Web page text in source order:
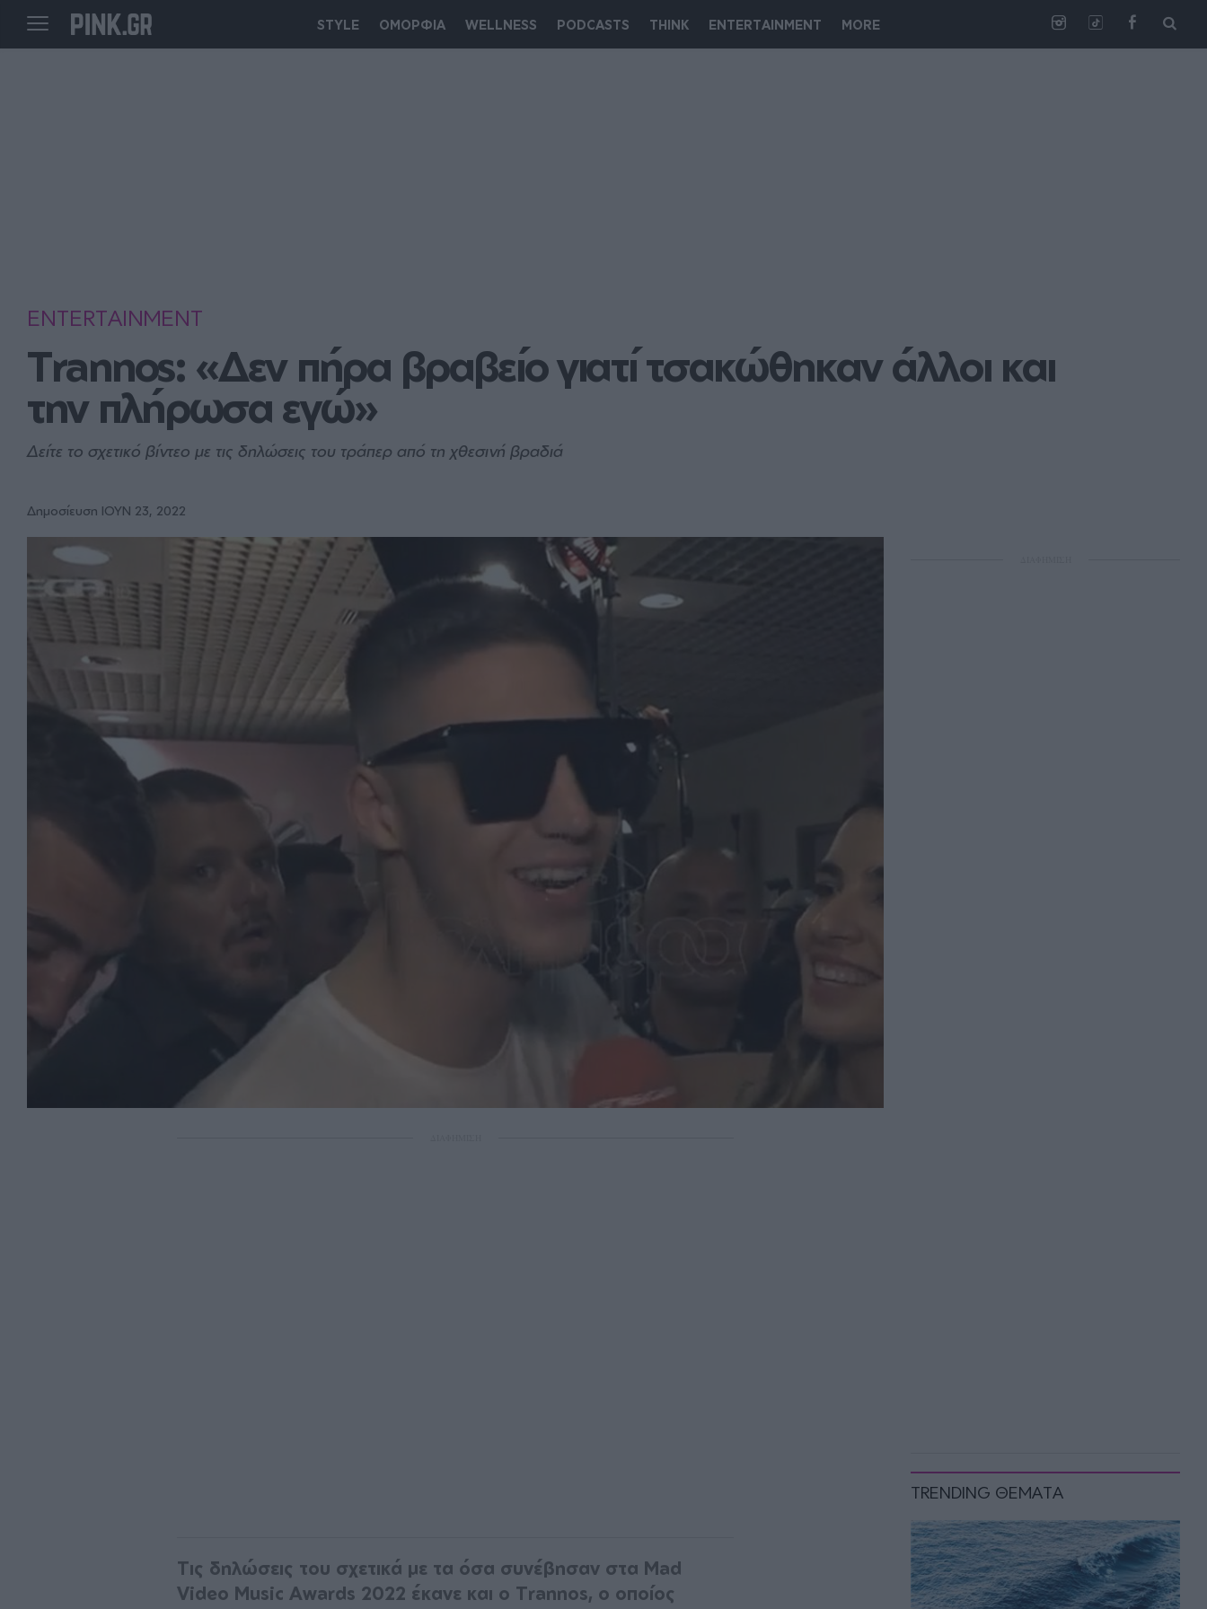
STYLE ΟΜΟΡΦΙΑ WELLNESS PODCASTS THINK ENTERTAINMENT MORE
ENTERTAINMENT
Trannos: «Δεν πήρα βραβείο γιατί τσακώθηκαν άλλοι και
την πλήρωσα εγώ»
Δείτε το σχετικό βίντεο με τις δηλώσεις του τράπερ από τη χθεσινή βραδιά
Δημοσίευση ΙΟΥΝ 23, 2022
TRENDING ΘΕΜΑΤΑ
Τις δηλώσεις του σχετικά με τα όσα συνέβησαν στα Mad
Video Music Awards 2022 έκανε και ο Trannos, ο οποίος